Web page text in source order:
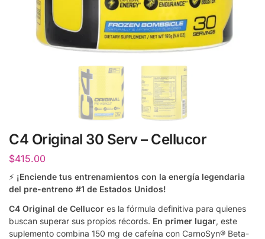
C4 Original 30 Serv – Cellucor
$415.00
⚡ ¡Enciende tus entrenamientos con la energía legendaria
del pre-entreno #1 de Estados Unidos!
C4 Original de Cellucor es la fórmula definitiva para quienes
buscan superar sus propios récords. En primer lugar, este
suplemento combina 150 mg de cafeína con CarnoSyn® Beta-